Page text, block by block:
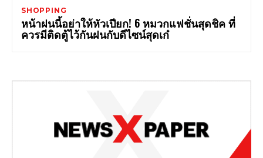
SHOPPING
หน้าฝนนี้อย่าให้หัวเปียก! 6 หมวกแฟชั่นสุดชิค ที่
ควรมีติดตู้ไว้กันฝนกับดีไซน์สุดเก๋